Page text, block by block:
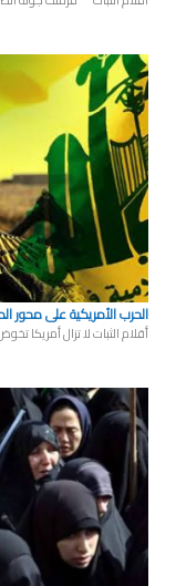
الحرب الأمريكية على محور
أقلام الثبات لا تزال أمريكا